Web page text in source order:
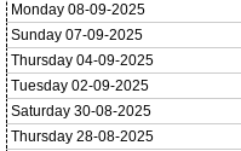
Monday 08-09-2025
Sunday 07-09-2025
Thursday 04-09-2025
Tuesday 02-09-2025
Saturday 30-08-2025
Thursday 28-08-2025